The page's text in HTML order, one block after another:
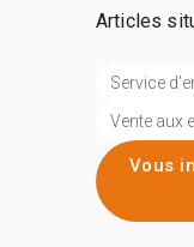
Articles
Service
Vente aux
Vous